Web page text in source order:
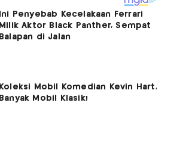
Ini Penyebab Kecelakaan Ferrari
Milik Aktor Black Panther, Sempat
Balapan di Jalan
Koleksi Mobil Komedian Kevin Hart,
Banyak Mobil Klasik!